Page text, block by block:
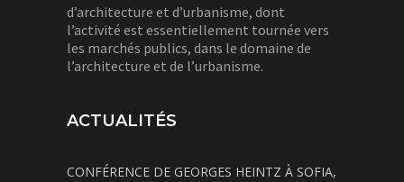
d’architecture et d’urbanisme, dont
l’activité est essentiellement tournée vers
les marchés publics, dans le domaine de
l’architecture et de l’urbanisme.
ACTUALITÉS
CONFÉRENCE DE GEORGES HEINTZ À SOFIA,